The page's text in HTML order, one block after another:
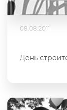
08.08.2011
День